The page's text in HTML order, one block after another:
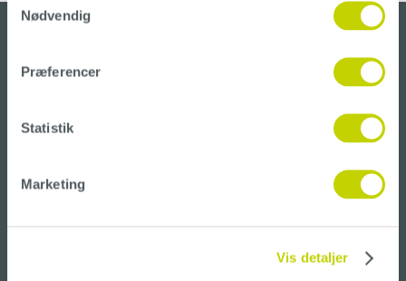
Nødvendig
Præferencer
Statistik
Marketing
Vis detaljer
CONTECO A/S
2770 Kastrup
CVR: 4158 9264